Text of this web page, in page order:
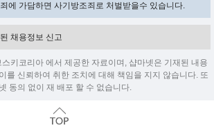
에 가담하면 사기방조죄로 처벌받을수 있습니다.
채용정보 신고
키코리아 에서 제공한 자료이며, 샵마넷은 기재된 내용
를 신뢰하여 취한 조치에 대해 책임을 지지 않습니다. 또
동의 없이 재 배포 할 수 없습니다.